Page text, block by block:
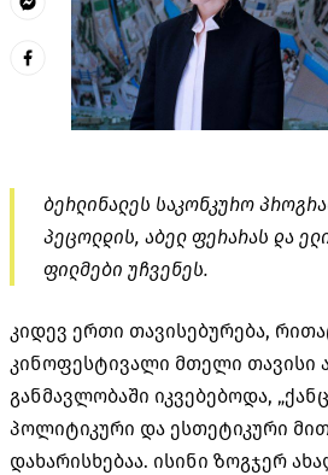
ბერლინალეს საკონკურო
პეცოლდის, აბელ ფერარას და
ფილმები უჩვენეს.
კიდევ ერთი თავისებურება,
კინოფესტივალი მთელი თავისი
განმავლობაში იკვებებოდა,
პოლიტიკური და ესთეტიკური
დახარისხებაა. ისინი ზოგჯერ